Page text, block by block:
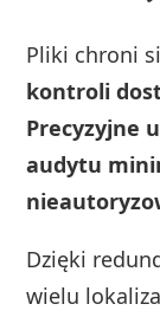
Pliki chroni
kontroli
Precyzyjne
audytu
Dzięki
wielu